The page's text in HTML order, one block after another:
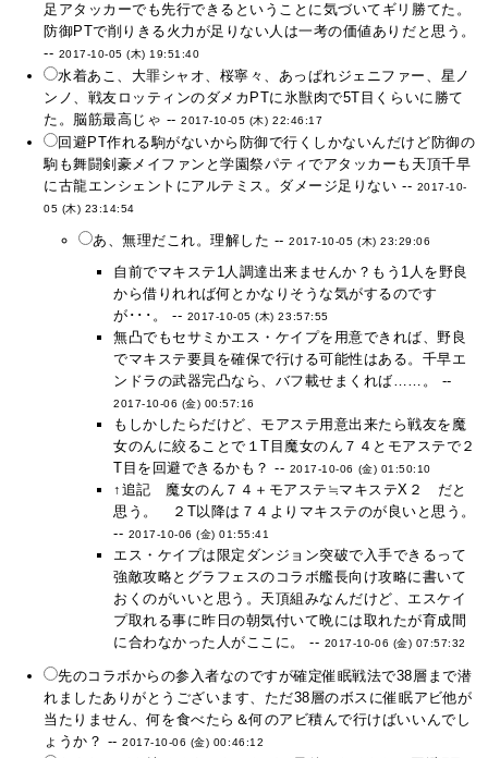
足アタッカーでも先行できるということに気づいてギリ勝てた。
防御PTで削りきる火力が足りない人は一考の価値ありだと思う。
-- 2017-10-05 (木) 19:51:40
水着あこ、大罪シャオ、桜寧々、あっぱれジェニファー、星ノ
ンノ、戦友ロッティンのダメカPTに氷獣肉で5T目くらいに勝て
た。脳筋最高じゃ --2017-10-05 (木) 22:46:17
回避PT作れる駒がないから防御で行くしかないんだけど防御の
駒も舞闘剣豪メイファンと学園祭パティでアタッカーも天頂千早
に古龍エンシェントにアルテミス。ダメージ足りない -- 2017-10-
05 (木) 23:14:54
あ、無理だこれ。理解した --2017-10-05 (木) 23:29:06
自前でマキステ1人調達出来ませんか？もう1人を野良
から借りれれば何とかなりそうな気がするのです
が･･･。 -- 2017-10-05 (木) 23:57:55
無凸でもセサミかエス・ケイプを用意できれば、野良
でマキステ要員を確保で行ける可能性はある。千早エ
ンドラの武器完凸なら、バフ載せまくれば……。 --
2017-10-06 (金) 00:57:16
もしかしたらだけど、モアステ用意出来たら戦友を魔
女のんに絞ることで１T目魔女のん７４とモアステで２
T目を回避できるかも？ -- 2017-10-06 (金) 01:50:10
↑追記 魔女のん７４＋モアステ≒マキステX２ だと
思う。 ２T以降は７４よりマキステのが良いと思う。
-- 2017-10-06 (金) 01:55:41
エス・ケイプは限定ダンジョン突破で入手できるって
強敵攻略とグラフェスのコラボ艦長向け攻略に書いて
おくのがいいと思う。天頂組みなんだけど、エスケイ
プ取れる事に昨日の朝気付いて晩には取れたが育成間
に合わなかった人がここに。 -- 2017-10-06 (金) 07:57:32
先のコラボからの参入者なのですが確定催眠戦法で38層まで潜
れましたありがとうございます、ただ38層のボスに催眠アビ他が
当たりません、何を食べたら＆何のアビ積んで行けばいいんでし
ょうか？ --2017-10-06 (金) 00:46:12